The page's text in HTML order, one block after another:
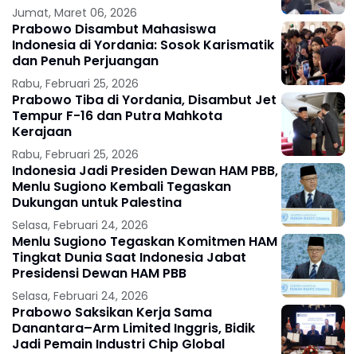
Jumat, Maret 06, 2026
Prabowo Disambut Mahasiswa
Indonesia di Yordania: Sosok Karismatik
dan Penuh Perjuangan
Rabu, Februari 25, 2026
Prabowo Tiba di Yordania, Disambut Jet
Tempur F-16 dan Putra Mahkota
Kerajaan
Rabu, Februari 25, 2026
Indonesia Jadi Presiden Dewan HAM PBB,
Menlu Sugiono Kembali Tegaskan
Dukungan untuk Palestina
Selasa, Februari 24, 2026
Menlu Sugiono Tegaskan Komitmen HAM
Tingkat Dunia Saat Indonesia Jabat
Presidensi Dewan HAM PBB
Selasa, Februari 24, 2026
Prabowo Saksikan Kerja Sama
Danantara–Arm Limited Inggris, Bidik
Jadi Pemain Industri Chip Global